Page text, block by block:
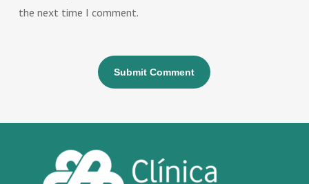
the next time I comment.